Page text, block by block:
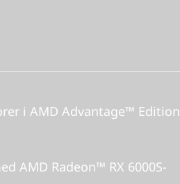
i AMD Advantage™ Edition
AMD Radeon™ RX 6000S-